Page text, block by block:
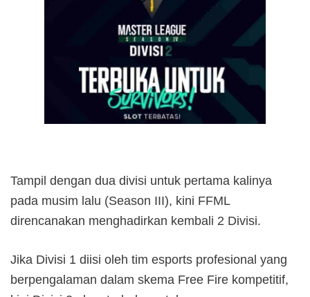
Tampil dengan dua divisi untuk pertama kalinya
pada musim lalu (Season III), kini FFML
direncanakan menghadirkan kembali 2 Divisi.
Jika Divisi 1 diisi oleh tim esports profesional yang
berpengalaman dalam skema Free Fire kompetitif,